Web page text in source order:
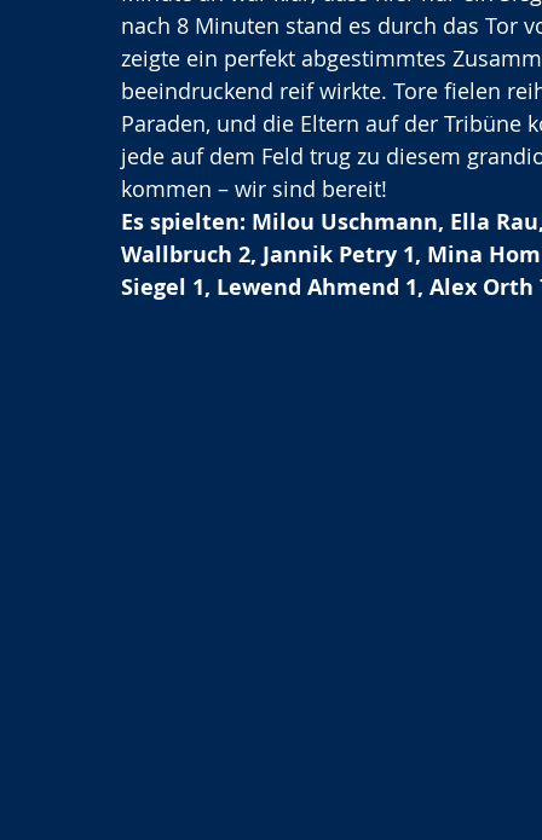
nach 8 Minuten stand es durch das Tor
zeigte ein perfekt abgestimmtes
beeindruckend reif wirkte. Tore fielen
Paraden, und die Eltern auf der Tribüne
jede auf dem Feld trug zu diesem
kommen – wir sind bereit!
Es spielten: Milou Uschmann, Ella
Wallbruch 2, Jannik Petry 1, Mina
Siegel 1, Lewend Ahmend 1, Alex Orth